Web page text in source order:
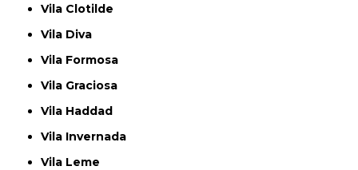
Vila Clotilde
Vila Diva
Vila Formosa
Vila Graciosa
Vila Haddad
Vila Invernada
Vila Leme